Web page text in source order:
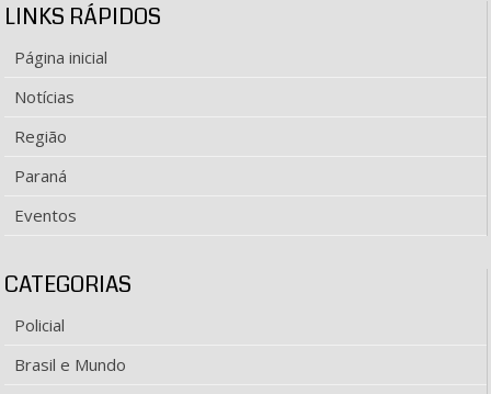
LINKS RÁPIDOS
Página inicial
Notícias
Região
Paraná
Eventos
CATEGORIAS
Policial
Brasil e Mundo